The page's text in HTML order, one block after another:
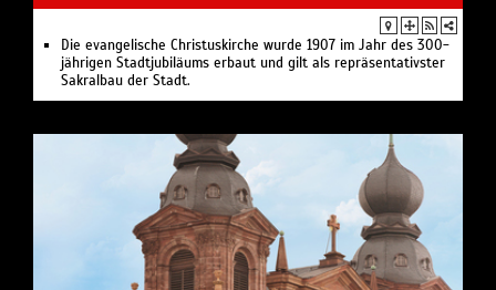
Die evangelische Christuskirche wurde 1907 im Jahr des 300-
jährigen Stadtjubiläums erbaut und gilt als repräsentativster
Sakralbau der Stadt.